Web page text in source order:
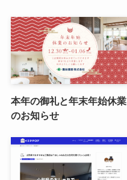
本年の御礼と年末年始休業
のお知らせ